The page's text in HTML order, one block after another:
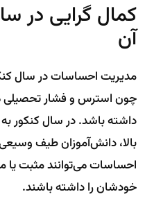
کمال گرایی در
آن
مدیریت احساسات در سال
چون استرس و فشار تحصیلی
داشته باشد. در سال کنکور
بالا، دانش‌آموزان طیف
احساسات می‌توانند مثبت یا
خودشان را داشته باشند.